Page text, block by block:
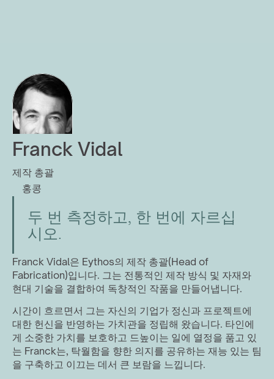
Franck Vidal
제작 총괄
홍콩
두 번 측정하고, 한 번에 자르십
시오.
Franck Vidal은 Eythos의 제작 총괄(Head of
Fabrication)입니다. 그는 전통적인 제작 방식 및 자재와
현대 기술을 결합하여 독창적인 작품을 만들어냅니다.
시간이 흐르면서 그는 자신의 기업가 정신과 프로젝트에
대한 헌신을 반영하는 가치관을 정립해 왔습니다. 타인에
게 소중한 가치를 보호하고 드높이는 일에 열정을 품고 있
는 Franck는, 탁월함을 향한 의지를 공유하는 재능 있는 팀
을 구축하고 이끄는 데서 큰 보람을 느낍니다.